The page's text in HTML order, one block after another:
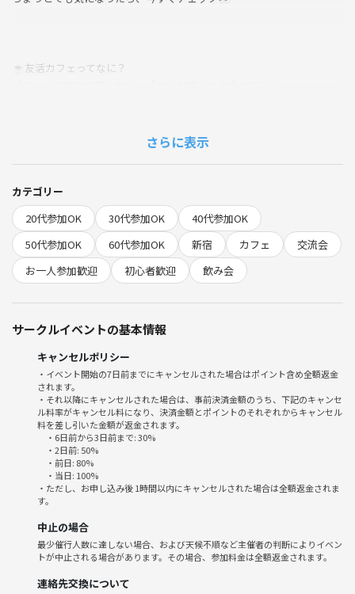
☕️友活カフェってなに？
✔︎共通の趣味を持つ仲間を見つけたい
✔︎仕事や日々の生活から少し離れてリフレッシュしたい
✔︎一人でも安心して参加できる場所を探している
異業種交流会よりも、ずっとカジュアル。
友達づくりの第一歩にぴったりです🌿
📍会場情報
東京都新宿区歌舞伎町１丁目２２−１ 鳥京ビル B1F
google MAP
https://maps.app.goo.gl/GZZ6ArQyjPrDBqek8
☕️《当日の流れ》
1️⃣ 受付（開始15分前〜）
主催者は15分前には現地にいます！ 少し早めのご到着で、受付がス
ムーズになります。
お好きなプランをお選びください♪
さらに表示
カテゴリー
20代参加OK
30代参加OK
40代参加OK
50代参加OK
60代参加OK 新宿 カフェ
交流会
お一人参加歓迎
初心者歓迎 飲み会
サークルイベントの基本情報
キャンセルポリシー
・イベント開始の7日前までにキャンセルされた場合はポイント含め全額返金
されます。
・それ以降にキャンセルされた場合は、事前決済金額のうち、下記のキャンセ
ル料率がキャンセル料になり、決済金額とポイントのそれぞれからキャンセル
料を差し引いた金額が返金されます。
・6日前から3日前まで: 30%
・2日前: 50%
・前日: 80%
・当日: 100%
・ただし、お申し込み後 1時間以内にキャンセルされた場合は全額返金されま
す。
中止の場合
最少催行人数に達しない場合、および天候不順など主催者の判断によりイベン
トが中止される場合があります。その場合、参加料金は全額返金されます。
連絡先交換について